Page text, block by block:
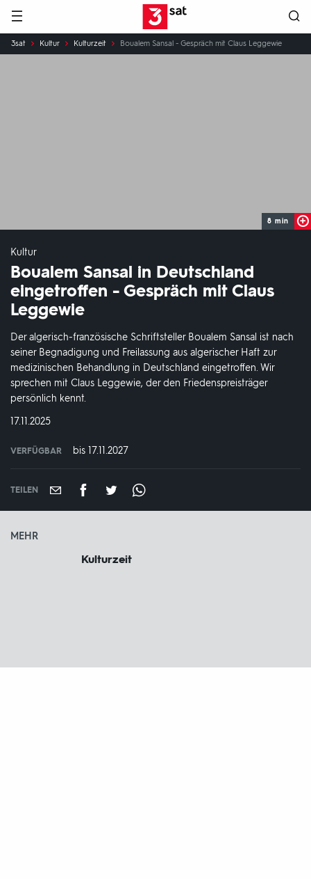
Hauptnavigation 3SAT
Sie
sind
3sat Kultur Kulturzeit Boualem Sansal - Gespräch mit Claus Leggewie
8 min
Kultur
Boualem Sansal in Deutschland
eingetroffen - Gespräch mit Claus
Leggewie
Der algerisch-französische Schriftsteller Boualem Sansal ist nach
seiner Begnadigung und Freilassung aus algerischer Haft zur
medizinischen Behandlung in Deutschland eingetroffen. Wir
sprechen mit Claus Leggewie, der den Friedenspreisträger
persönlich kennt.
DATUM:
17.11.2025
VERFÜGBAR bis 17.11.2027
TEILEN
MEHR
Kulturzeit